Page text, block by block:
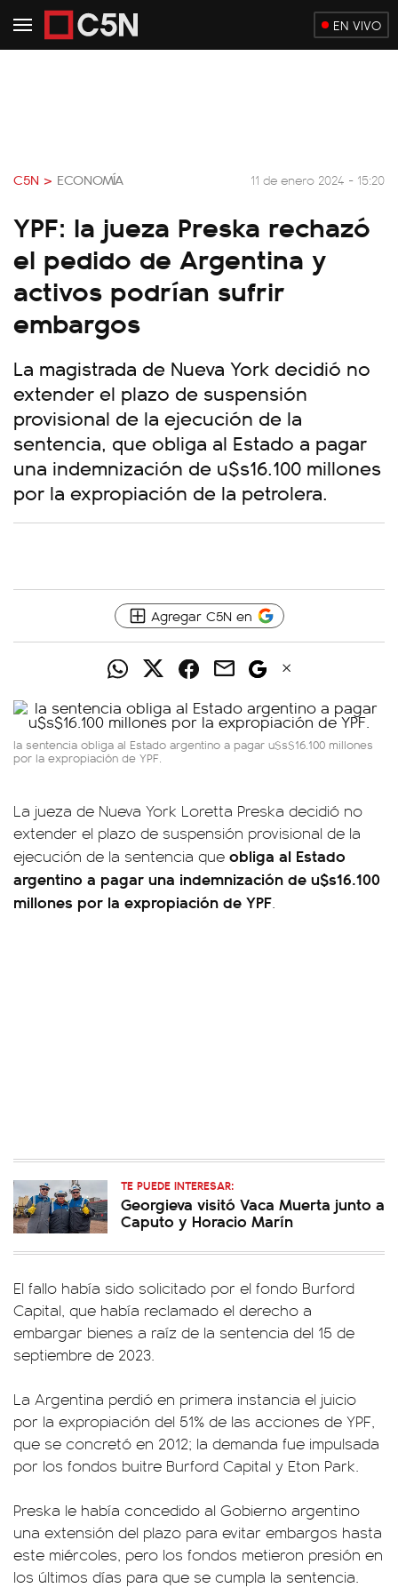
EN VIVO
C5N > ECONOMÍA 11 de enero 2024 - 15:20
YPF: la jueza Preska rechazó
el pedido de Argentina y
activos podrían sufrir
embargos
La magistrada de Nueva York decidió no
extender el plazo de suspensión
provisional de la ejecución de la
sentencia, que obliga al Estado a pagar
una indemnización de u$s16.100 millones
por la expropiación de la petrolera.
Agregar C5N en
la sentencia obliga al Estado argentino a pagar u$s$16.100 millones
por la expropiación de YPF.
La jueza de Nueva York Loretta Preska decidió no
extender el plazo de suspensión provisional de la
ejecución de la sentencia que obliga al Estado
argentino a pagar una indemnización de u$s16.100
millones por la expropiación de YPF.
TE PUEDE INTERESAR:
Georgieva visitó Vaca Muerta junto a
Caputo y Horacio Marín
El fallo había sido solicitado por el fondo Burford
Capital, que había reclamado el derecho a
embargar bienes a raíz de la sentencia del 15 de
septiembre de 2023.
La Argentina perdió en primera instancia el juicio
por la expropiación del 51% de las acciones de YPF,
que se concretó en 2012; la demanda fue impulsada
por los fondos buitre Burford Capital y Eton Park.
Preska le había concedido al Gobierno argentino
una extensión del plazo para evitar embargos hasta
este miércoles, pero los fondos metieron presión en
los últimos días para que se cumpla la sentencia.